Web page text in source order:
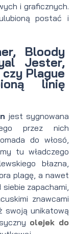
i graficznych.
postać i
Bloody
Jester,
Plague
linię
jest sygnowana
przez nich
do włosó,
tu władczego
błazna,
plagę, a nawet
zapachami,
znawcami
swoją unikatową
olejek do